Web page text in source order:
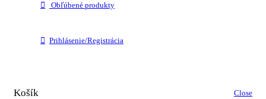
Obľúbené produkty
Prihlásenie/Registrácia
Košík Close